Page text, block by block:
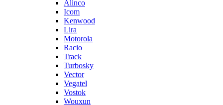
Alinco
Icom
Kenwood
Lira
Motorola
Racio
Track
Turbosky
Vector
Vegatel
Vostok
Wouxun